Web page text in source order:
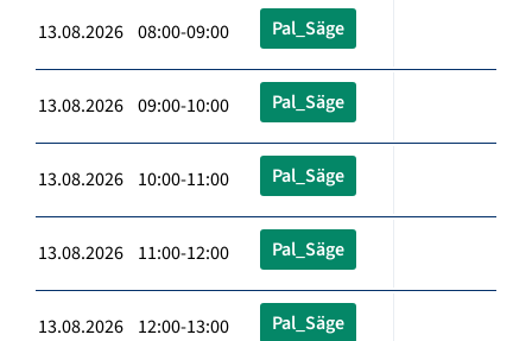
13.08.2026 08:00-09:00 Pal_Säge
13.08.2026 09:00-10:00 Pal_Säge
13.08.2026 10:00-11:00 Pal_Säge
13.08.2026 11:00-12:00 Pal_Säge
13.08.2026 12:00-13:00 Pal_Säge